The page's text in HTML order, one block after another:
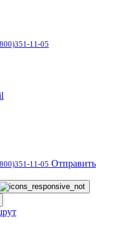
11-05
11-05 Отправить